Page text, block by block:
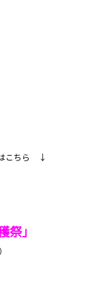
こちら ↓
」